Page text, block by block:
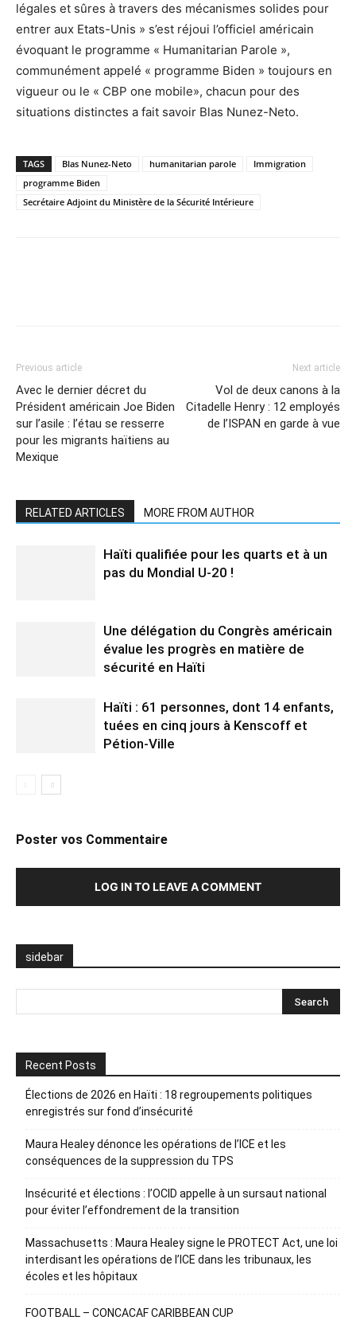
légales et sûres à travers des mécanismes solides pour
entrer aux Etats-Unis » s’est réjoui l’officiel américain
évoquant le programme « Humanitarian Parole »,
communément appelé « programme Biden » toujours en
vigueur ou le « CBP one mobile», chacun pour des
situations distinctes a fait savoir Blas Nunez-Neto.
TAGS Blas Nunez-Neto humanitarian parole
Immigration
programme Biden
Secrétaire Adjoint du Ministère de la Sécurité Intérieure
Previous article
Avec le dernier décret du
Président américain Joe Biden
sur l’asile : l’étau se resserre
pour les migrants haïtiens au
Mexique
Next article
Vol de deux canons à la
Citadelle Henry : 12 employés
de l’ISPAN en garde à vue
RELATED ARTICLES MORE FROM AUTHOR
Haïti qualifiée pour les quarts et à un
pas du Mondial U-20 !
Une délégation du Congrès américain
évalue les progrès en matière de
sécurité en Haïti
Haïti : 61 personnes, dont 14 enfants,
tuées en cinq jours à Kenscoff et
Pétion-Ville
Poster vos Commentaire
LOG IN TO LEAVE A COMMENT
sidebar
Recent Posts
Élections de 2026 en Haïti : 18 regroupements politiques
enregistrés sur fond d’insécurité
Maura Healey dénonce les opérations de l’ICE et les
conséquences de la suppression du TPS
Insécurité et élections : l’OCID appelle à un sursaut national
pour éviter l’effondrement de la transition
Massachusetts : Maura Healey signe le PROTECT Act, une loi
interdisant les opérations de l’ICE dans les tribunaux, les
écoles et les hôpitaux
FOOTBALL – CONCACAF CARIBBEAN CUP